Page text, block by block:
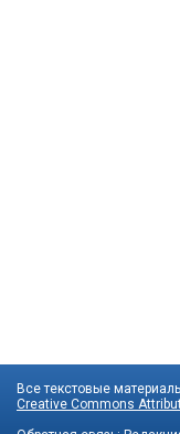
Все текстовые
Creative Commons